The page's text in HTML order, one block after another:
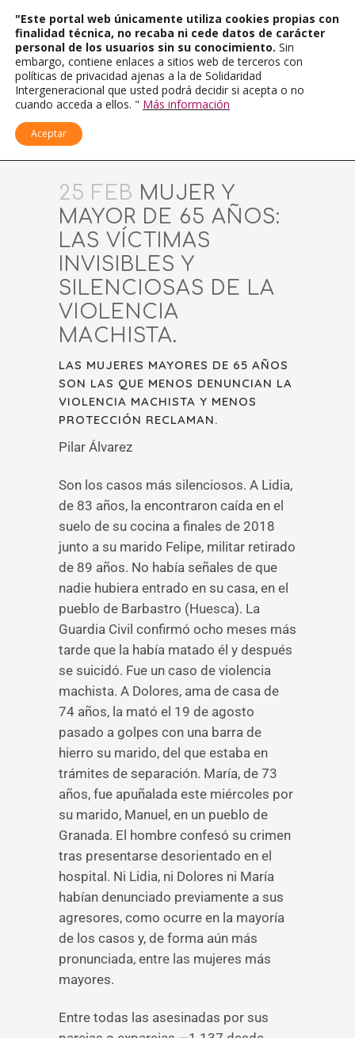
25 FEB MUJER Y
MAYOR DE 65 AÑOS:
LAS VÍCTIMAS
INVISIBLES Y
SILENCIOSAS DE LA
VIOLENCIA
MACHISTA.
LAS MUJERES MAYORES DE 65 AÑOS
SON LAS QUE MENOS DENUNCIAN LA
VIOLENCIA MACHISTA Y MENOS
PROTECCIÓN RECLAMAN.
Pilar Álvarez
Son los casos más silenciosos. A Lidia,
de 83 años, la encontraron caída en el
suelo de su cocina a finales de 2018
junto a su marido Felipe, militar retirado
de 89 años. No había señales de que
nadie hubiera entrado en su casa, en el
pueblo de Barbastro (Huesca). La
Guardia Civil confirmó ocho meses más
tarde que la había matado él y después
se suicidó. Fue un caso de violencia
machista. A Dolores, ama de casa de
74 años, la mató el 19 de agosto
pasado a golpes con una barra de
hierro su marido, del que estaba en
trámites de separación. María, de 73
años, fue apuñalada este miércoles por
su marido, Manuel, en un pueblo de
Granada. El hombre confesó su crimen
tras presentarse desorientado en el
hospital. Ni Lidia, ni Dolores ni María
habían denunciado previamente a sus
agresores, como ocurre en la mayoría
de los casos y, de forma aún más
pronunciada, entre las mujeres más
mayores.
Entre todas las asesinadas por sus
"Este portal web únicamente utiliza cookies propias con
finalidad técnica, no recaba ni cede datos de carácter
personal de los usuarios sin su conocimiento. Sin
embargo, contiene enlaces a sitios web de terceros con
políticas de privacidad ajenas a la de Solidaridad
Intergeneracional que usted podrá decidir si acepta o no
cuando acceda a ellos. " Más información
Aceptar